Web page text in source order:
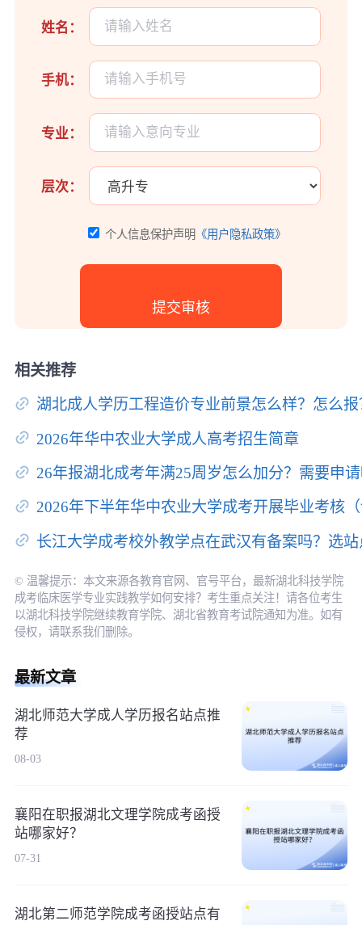
姓名：
手机：
专业：
层次：
个人信息保护声明 《用户隐私政策》
相关推荐
湖北成人学历工程造价专业前景怎么样？怎么
2026年华中农业大学成人高考招生简章
26年报湖北成考年满25周岁怎么加分？需要申
2026年下半年华中农业大学成考开展毕业考核
长江大学成考校外教学点在武汉有备案吗？选
© 温馨提示：本文来源各教育官网、官号平台，最新湖北科技学院
成考临床医学专业实践教学如何安排？考生重点关注！请各位考生
以湖北科技学院继续教育学院、湖北省教育考试院通知为准。如有
侵权，请联系我们删除。
最新文章
湖北师范大学成人学历报名站点推
荐
08-03
襄阳在职报湖北文理学院成考函授
站哪家好？
07-31
湖北第二师范学院成考函授站点有